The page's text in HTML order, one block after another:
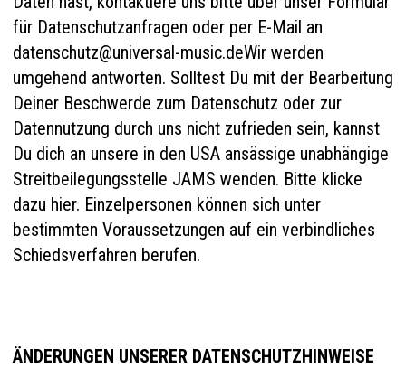
für Datenschutzanfragen oder per E-Mail an
datenschutz@universal-music.deWir werden
umgehend antworten. Solltest Du mit der Bearbeitung
Deiner Beschwerde zum Datenschutz oder zur
Datennutzung durch uns nicht zufrieden sein, kannst
Du dich an unsere in den USA ansässige unabhängige
Streitbeilegungsstelle JAMS wenden. Bitte klicke
dazu hier. Einzelpersonen können sich unter
bestimmten Voraussetzungen auf ein verbindliches
Schiedsverfahren berufen.
ÄNDERUNGEN UNSERER DATENSCHUTZHINWEISE